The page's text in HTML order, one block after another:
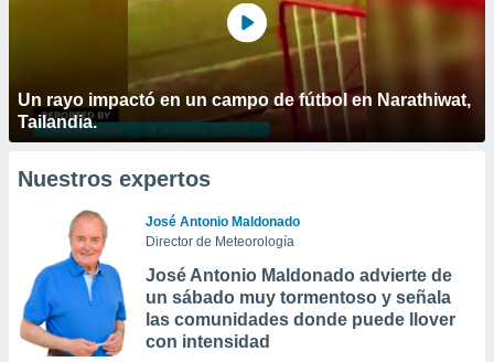
Un rayo impactó en un campo de fútbol en Narathiwat,
Tailandia.
Nuestros expertos
José Antonio Maldonado
Director de Meteorología
José Antonio Maldonado advierte de
un sábado muy tormentoso y señala
las comunidades donde puede llover
con intensidad